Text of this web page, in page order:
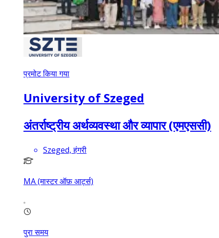
प्रमोट किया गया
University of Szeged
अंतर्राष्ट्रीय अर्थव्यवस्था और व्यापार (एमएससी)
Szeged, हंगरी
MA (मास्टर ऑफ़ आर्ट्स)
पुरा समय